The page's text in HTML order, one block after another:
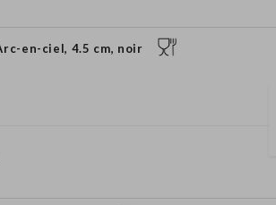
en-ciel, 4.5 cm, noir